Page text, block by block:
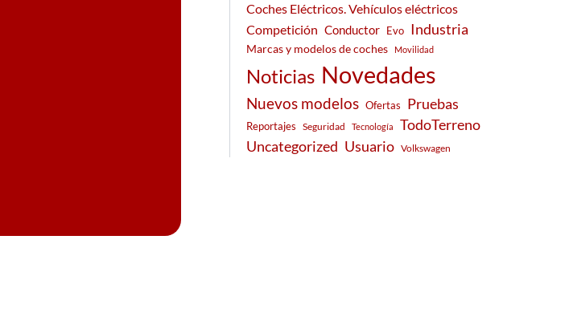
Coches Eléctricos. Vehículos eléctricos
Competición Conductor Evo Industria
Marcas y modelos de coches Movilidad
Noticias Novedades
Nuevos modelos Ofertas Pruebas
Reportajes Seguridad Tecnología
TodoTerreno
Uncategorized Usuario Volkswagen